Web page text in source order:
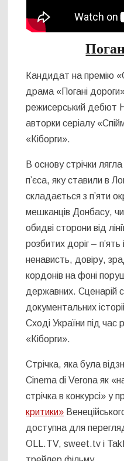
Кандидат на премію
драма «Погані
режисерський дебют
авторки серіалу
«Кіборги».
В основу стрічки
п’єса, яку ставили в
складається з п’яти
мешканців Донбасу,
обидві сторони від
розбитих доріг –
ненависть, довіру,
кордонів на фоні
державних. Сценарій
документальних
Сході України під
«Кіборги».
Стрічка, яка була
Cinema di Verona як
стрічка в конкурсі» у
критики»
доступна для
OLL.TV, sweet.tv і